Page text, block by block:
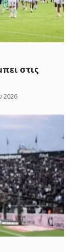
στις
2026